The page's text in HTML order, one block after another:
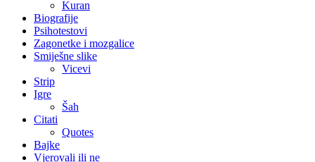
Kuran
Biografije
Psihotestovi
Zagonetke i mozgalice
Smiješne slike
Vicevi
Strip
Igre
Šah
Citati
Quotes
Bajke
Vjerovali ili ne